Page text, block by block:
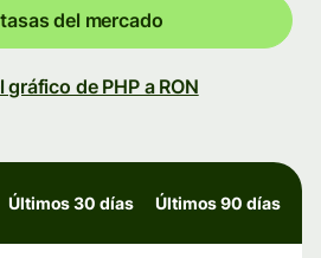
del mercado
de PHP a RON
Últimos 30 días Últimos 90 días